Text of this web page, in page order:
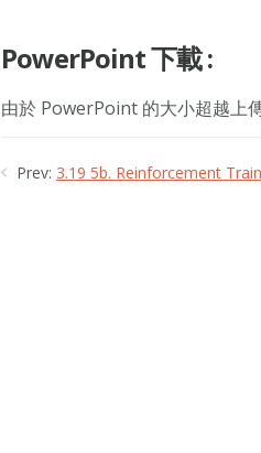
PowerPoint 下載 :
由於 PowerPoint 的大小超越上
Prev: 3.19 5b. Reinforcement